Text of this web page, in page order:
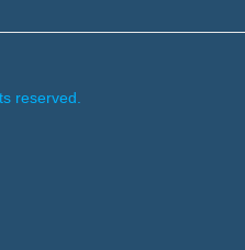
reserved.